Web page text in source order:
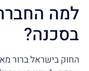
למה
בסכנה?
החוק בישראל ברור